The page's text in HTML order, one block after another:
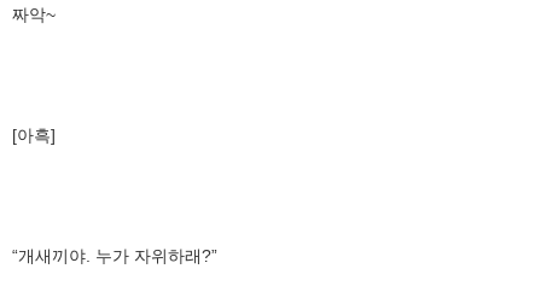
짜악~
[아흑]
“개새끼야. 누가 자위하래?”